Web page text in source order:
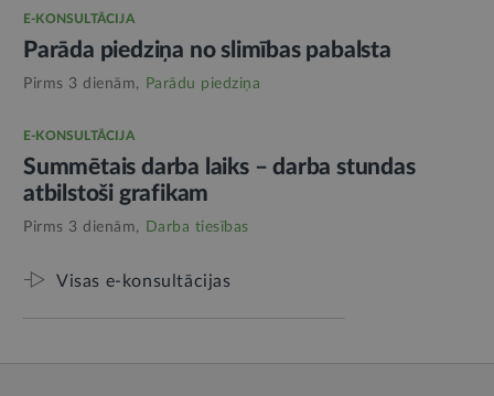
E-KONSULTĀCIJA
Parāda piedziņa no slimības pabalsta
Pirms 3 dienām, Parādu piedziņa
E-KONSULTĀCIJA
Summētais darba laiks – darba stundas
atbilstoši grafikam
Pirms 3 dienām, Darba tiesības
Visas e-konsultācijas